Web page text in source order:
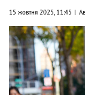
15 жовтня 2025, 11:45